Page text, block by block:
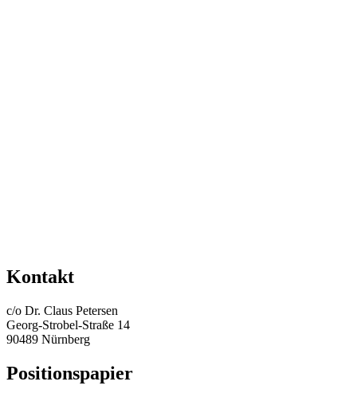
Kontakt
c/o Dr. Claus Petersen
Georg-Strobel-Straße 14
90489 Nürnberg
Positionspapier